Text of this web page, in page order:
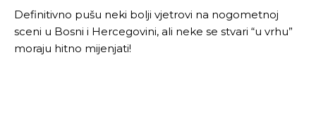
Definitivno pušu neki bolji vjetrovi na nogometnoj
sceni u Bosni i Hercegovini, ali neke se stvari “u vrhu”
moraju hitno mijenjati!